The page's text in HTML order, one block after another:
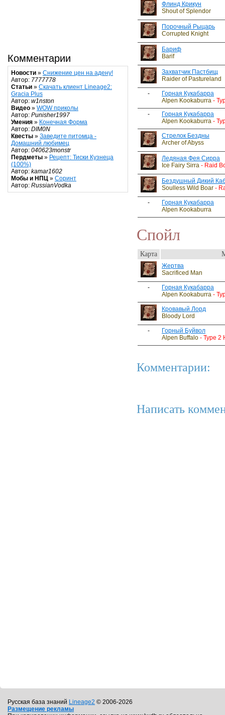
Комментарии
Новости » Снижение цен на адену!
Автор: 7777778
Статьи » Скачать клиент Lineage2:
Gracia Plus
Автор: w1nston
Видео » WOW приколы
Автор: Punisher1997
Умения » Конечная Форма
Автор: DIM0N
Квесты » Заведите питомца -
Домашний любимец
Автор: 040623monstr
Пердметы » Рецепт: Тиски Кузнеца
(100%)
Автор: kamar1602
Мобы и НПЦ » Соринт
Автор: RussianVodka
Флинд Крикун
Shout of Splendor
Порочный Рыцарь
Corrupted Knight
Бариф
Barif
Захватчик Пастбищ
Raider of Pastureland
-
Горная Кукабарра
Alpen Kookaburra -
-
Горная Кукабарра
Alpen Kookaburra -
Стрелок Бездны
Archer of Abyss
Ледяная Фея Сирра
Ice Fairy Sirra - Raid
Бездушный Дикий
Soulless Wild Boar -
-
Горная Кукабарра
Alpen Kookaburra
Спойл
Карта
Жертва
Sacrificed Man
-
Горная Кукабарра
Alpen Kookaburra -
Кровавый Лорд
Bloody Lord
-
Горный Буйвол
Alpen Buffalo - Type 2
Комментарии:
Написать
Русская база знаний Lineage2 © 2006-2026
Размещение рекламы